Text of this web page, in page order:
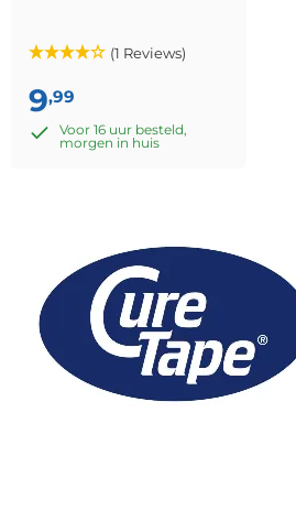
(1 Reviews)
9,99
Voor 16 uur besteld,
morgen in huis